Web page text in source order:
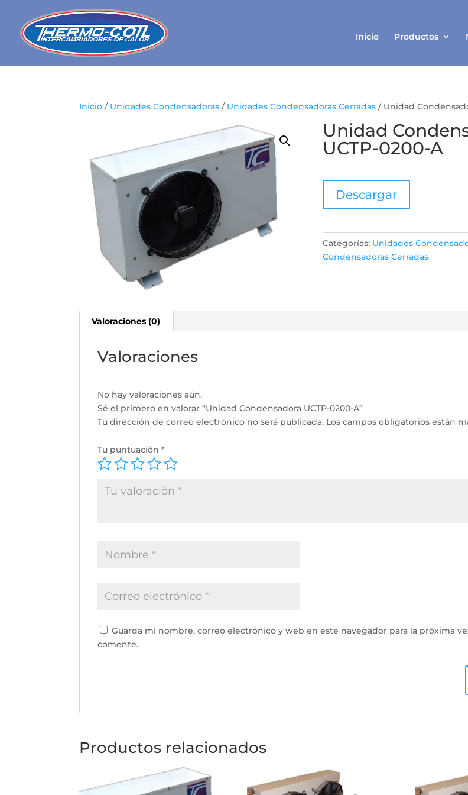
Inicio Productos
Inicio / Unidades Condensadoras / Unidades Condensadoras Cerradas / Unidad
Unidad
UCTP-0200-A
Descargar
Categorías: Unidades
Condensadoras Cerradas
Valoraciones (0)
Valoraciones
No hay valoraciones aún.
Sé el primero en valorar “Unidad Condensadora UCTP-0200-A”
Tu dirección de correo electrónico no será publicada. Los campos obligatorios están
Tu puntuación*
Guarda mi nombre, correo electrónico y web en este navegador para la próxima
comente.
Productos relacionados